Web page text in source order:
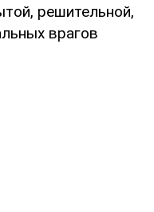
решительной,
врагов